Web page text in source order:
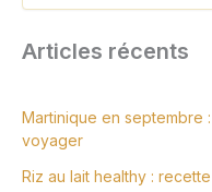
Articles récents
Martinique en septembre
voyager
Riz au lait healthy :